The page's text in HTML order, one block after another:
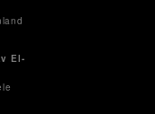
El-